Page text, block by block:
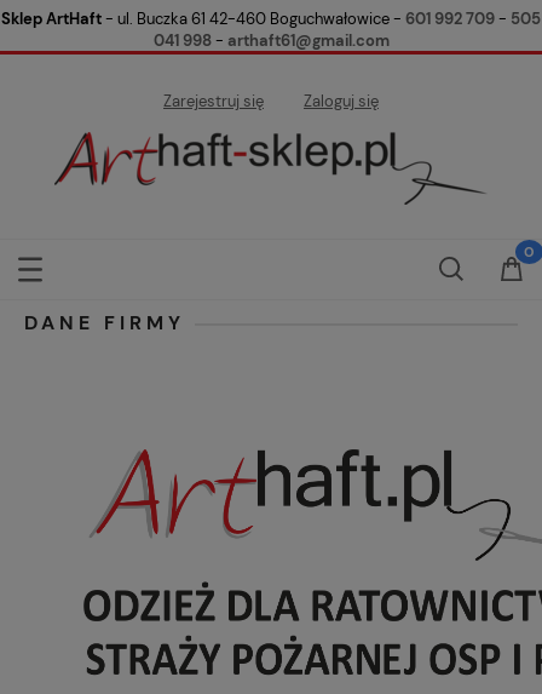
Sklep ArtHaft- ul. Buczka 61 42-460 Boguchwałowice - 601 992 709- 505
041 998- arthaft61@gmail.com
Zarejestruj się Zaloguj się
DANE FIRMY